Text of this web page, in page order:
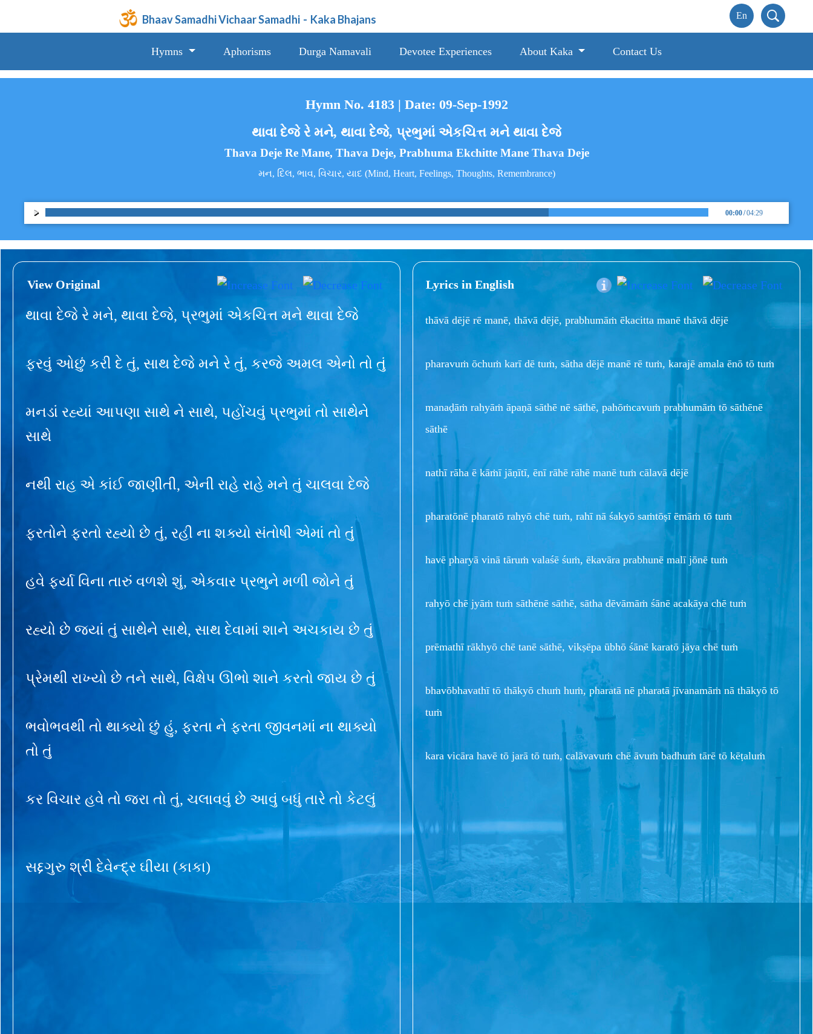
Bhaav Samadhi Vichaar Samadhi - Kaka Bhajans
Hymns Aphorisms Durga Namavali Devotee Experiences About Kaka Contact Us
Hymn No. 4183 | Date: 09-Sep-1992
થાવા દેજે રે મને, થાવા દેજે, પ્રભુમાં એકચિત્ત મને થાવા દેજે
Thava Deje Re Mane, Thava Deje, Prabhuma Ekchitte Mane Thava Deje
મન, દિલ, ભાવ, વિચાર, યાદ (Mind, Heart, Feelings, Thoughts, Remembrance)
00:00/04:29
View Original
થાવા દેજે રે મને, થાવા દેજે, પ્રભુમાં એકચિત્ત મને થાવા દેજે
ફરવું ઓછું કરી દે તું, સાથ દેજે મને રે તું, કરજે અમલ એનો તો તું
મનડાં રહ્યાં આપણા સાથે ને સાથે, પહોંચવું પ્રભુમાં તો સાથેને
સાથે
નથી રાહ એ કાંઈ જાણીતી, એની રાહે રાહે મને તું ચાલવા દેજે
ફરતોને ફરતો રહ્યો છે તું, રહી ના શક્યો સંતોષી એમાં તો તું
હવે ફર્યા વિના તારું વળશે શું, એકવાર પ્રભુને મળી જોને તું
રહ્યો છે જ્યાં તું સાથેને સાથે, સાથ દેવામાં શાને અચકાય છે તું
પ્રેમથી રાખ્યો છે તને સાથે, વિક્ષેપ ઊભો શાને કરતો જાય છે તું
ભવોભવથી તો થાક્યો છું હું, ફરતા ને ફરતા જીવનમાં ના થાક્યો
તો તું
કર વિચાર હવે તો જરા તો તું, ચલાવવું છે આવું બધું તારે તો કેટલું
સદ્દગુરુ શ્રી દેવેન્દ્ર ઘીયા (કાકા)
Lyrics in English
thāvā dējē rē manē, thāvā dējē, prabhumāṁ ēkacitta manē thāvā dējē
pharavuṁ ōchuṁ karī dē tuṁ, sātha dējē manē rē tuṁ, karajē amala ēnō tō tuṁ
manaḍāṁ rahyāṁ āpaṇā sāthē nē sāthē, pahōṁcavuṁ prabhumāṁ tō sāthēnē
sāthē
nathī rāha ē kāṁī jāṇītī, ēnī rāhē rāhē manē tuṁ cālavā dējē
pharatōnē pharatō rahyō chē tuṁ, rahī nā śakyō saṁtōṣī ēmāṁ tō tuṁ
havē pharyā vinā tāruṁ valaśē śuṁ, ēkavāra prabhunē malī jōnē tuṁ
rahyō chē jyāṁ tuṁ sāthēnē sāthē, sātha dēvāmāṁ śānē acakāya chē tuṁ
prēmathī rākhyō chē tanē sāthē, vikṣēpa ūbhō śānē karatō jāya chē tuṁ
bhavōbhavathī tō thākyō chuṁ huṁ, pharatā nē pharatā jīvanamāṁ nā thākyō tō
tuṁ
kara vicāra havē tō jarā tō tuṁ, calāvavuṁ chē āvuṁ badhuṁ tārē tō kēṭaluṁ